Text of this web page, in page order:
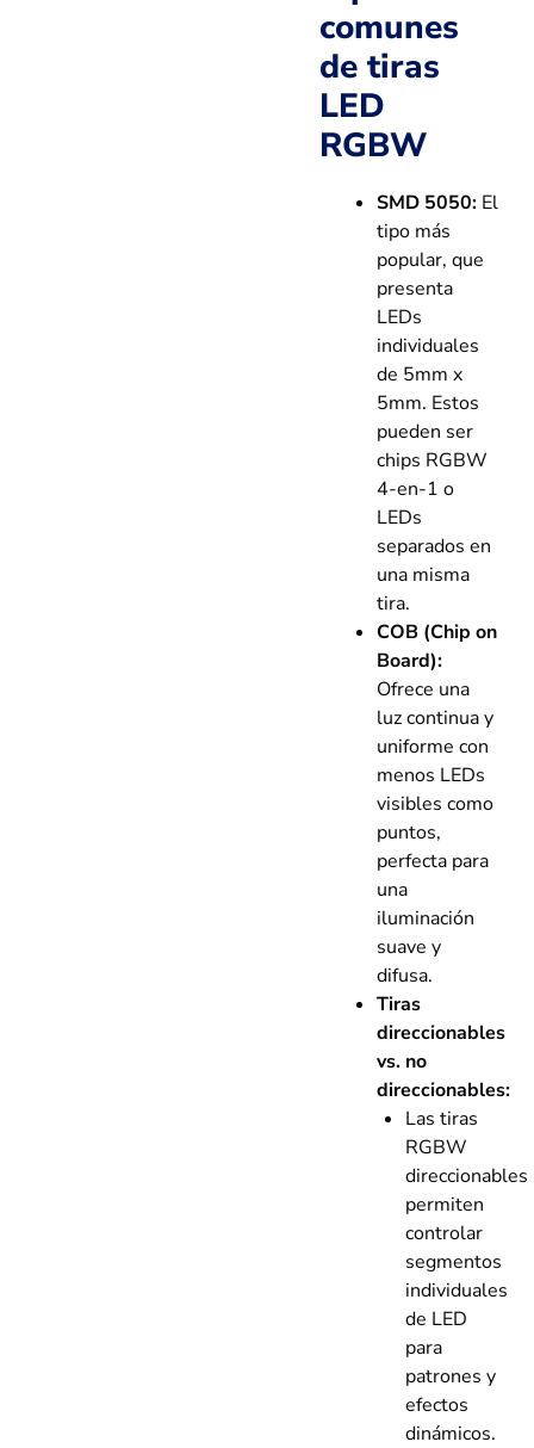
comunes
de tiras
LED
RGBW
SMD 5050:El
tipo más
popular, que
presenta
LEDs
individuales
de 5mm x
5mm. Estos
pueden ser
chips RGBW
4-en-1 o
LEDs
separados en
una misma
tira.
COB (Chip on
Board):
Ofrece una
luz continua y
uniforme con
menos LEDs
visibles como
puntos,
perfecta para
una
iluminación
suave y
difusa.
Tiras
direccionables
vs. no
direccionables:
Las tiras
RGBW
direccionables
permiten
controlar
segmentos
individuales
de LED
para
patrones y
efectos
dinámicos.